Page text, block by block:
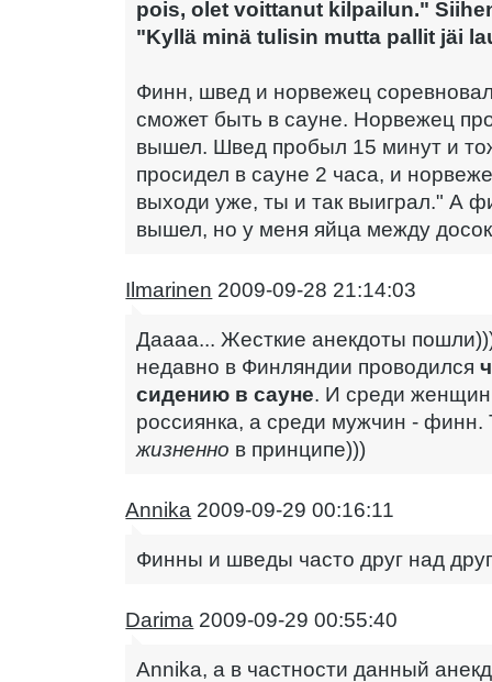
pois, olet voittanut kilpailun."
"Kyllä minä tulisin mutta pallit jäi
Финн, швед и норвежец
сможет быть в сауне. Норвежец
вышел. Швед пробыл 15 минут и
просидел в сауне 2 часа, и
выходи уже, ты и так выиграл." А
вышел, но у меня яйца между
Ilmarinen 2009-09-28 21:14:03
Даааа... Жесткие анекдоты
недавно в Финляндии проводился
сидению в сауне. И среди
россиянка, а среди мужчин - финн.
жизненно в принципе)))
Annika 2009-09-29 00:16:11
Финны и шведы часто друг над
Darima 2009-09-29 00:55:40
Annika, а в частности данный